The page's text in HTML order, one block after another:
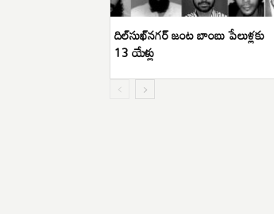
దిల్‌సుఖ్‌నగర్ జంట బాంబు పేలుళ్లకు
13 యేళ్లు